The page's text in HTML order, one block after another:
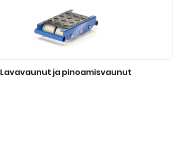
Lavavaunut ja pinoamisvaunut